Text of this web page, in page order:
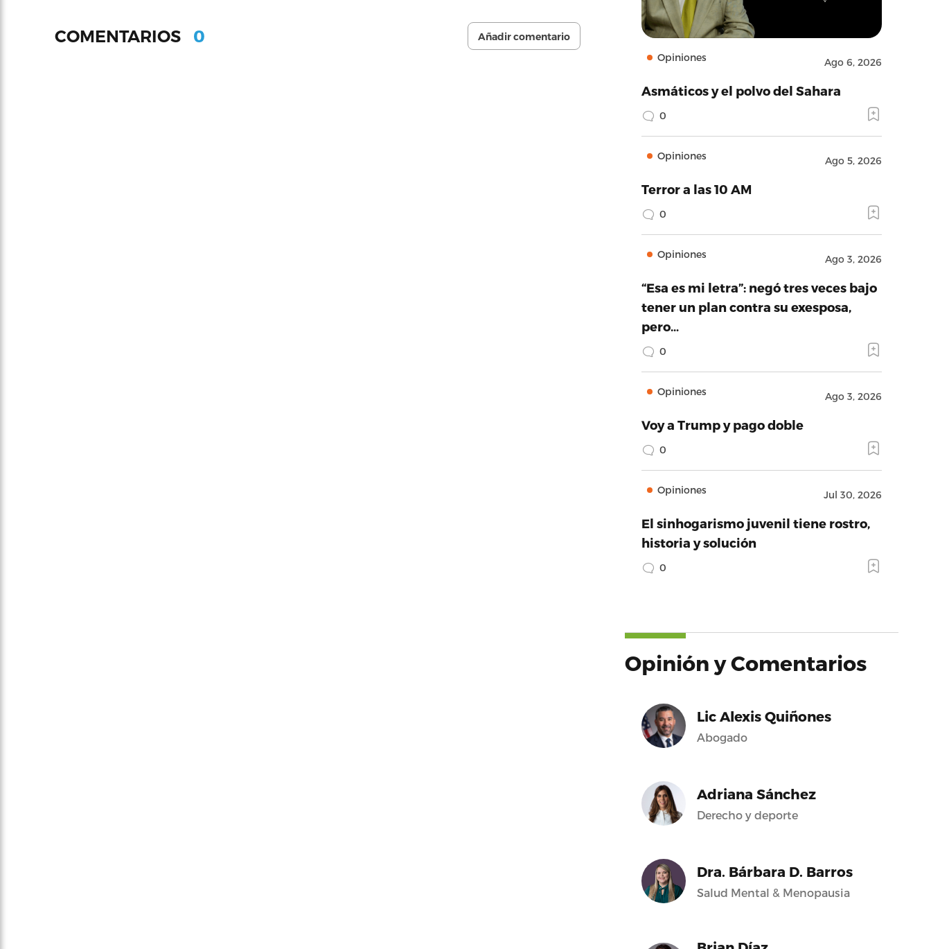
COMENTARIOS 0 Añadir comentario
Opiniones Ago 6, 2026
Asmáticos y el polvo del Sahara
0
Opiniones Ago 5, 2026
Terror a las 10 AM
0
Opiniones Ago 3, 2026
“Esa es mi letra”: negó tres veces bajo
tener un plan contra su exesposa,
pero…
0
Opiniones Ago 3, 2026
Voy a Trump y pago doble
0
Opiniones Jul 30, 2026
El sinhogarismo juvenil tiene rostro,
historia y solución
0
Opinión y Comentarios
Lic Alexis Quiñones
Abogado
Adriana Sánchez
Derecho y deporte
Dra. Bárbara D. Barros
Salud Mental & Menopausia